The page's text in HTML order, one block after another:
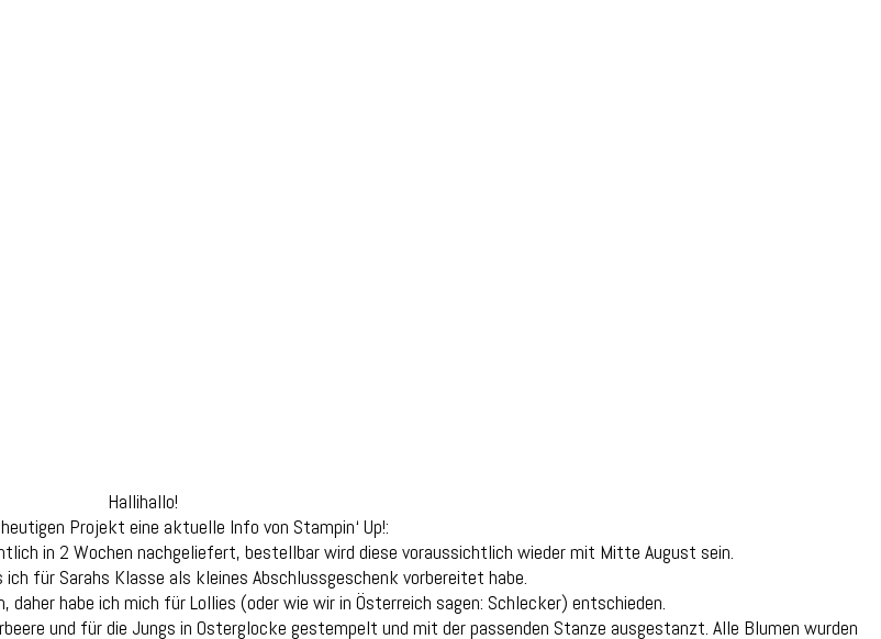
Hallihallo!
Projekt eine aktuelle Info von Stampin‘ Up!:
in 2 Wochen nachgeliefert, bestellbar wird diese voraussichtlich wieder mit Mitte August sein.
für Sarahs Klasse als kleines Abschlussgeschenk vorbereitet habe.
habe ich mich für Lollies (oder wie wir in Österreich sagen: Schlecker) entschieden.
und für die Jungs in Osterglocke gestempelt und mit der passenden Stanze ausgestanzt. Alle Blumen wurden